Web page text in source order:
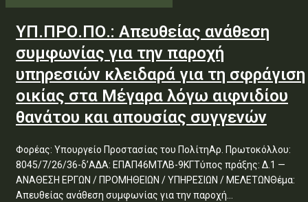
ΥΠ.ΠΡΟ.ΠΟ.: Απευθείας ανάθεση
συμφωνίας για την παροχή
υπηρεσιών κλειδαρά για τη σφράγιση
οικίας στα Μέγαρα λόγω αιφνιδίου
θανάτου και απουσίας συγγενών
Φορέας: Υπουργείο Προστασίας του ΠολίτηΑρ. Πρωτοκόλλου:
8045/7/26/36-δ’ΑΔΑ: ΕΠΑΠ46ΜΤΛΒ-9ΚΓΤύπος πράξης: Δ.1 —
ΑΝΑΘΕΣΗ ΕΡΓΩΝ / ΠΡΟΜΗΘΕΙΩΝ / ΥΠΗΡΕΣΙΩΝ / ΜΕΛΕΤΩΝΘέμα:
Απευθείας ανάθεση συμφωνίας για την παροχή...